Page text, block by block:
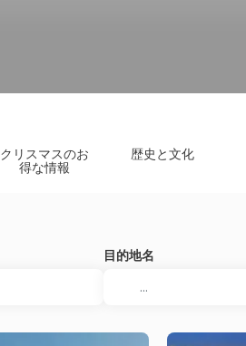
クリスマスのお
得な情報
歴史と文化
目的地名